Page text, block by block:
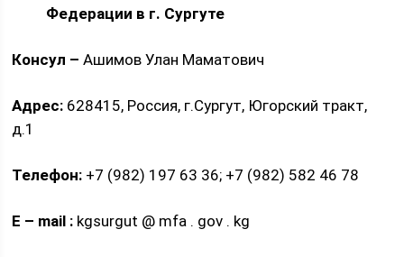
Федерации в г. Сургуте
Консул – Ашимов Улан Маматович
Адрес: 628415, Россия, г.Сургут, Югорский тракт,
д.1
Телефон: +7 (982) 197 63 36; +7 (982) 582 46 78
E – mail : kgsurgut @ mfa . gov . kg